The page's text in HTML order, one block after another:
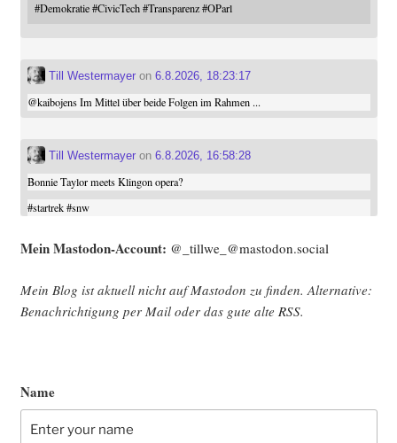
#Demokratie #CivicTech #Transparenz #OParl
Till Westermayeron 6.8.2026, 18:23:17
@kaibojensIm Mittel über beide Folgen im Rahmen ...
Till Westermayeron 6.8.2026, 16:58:28
Bonnie Taylor meets Klingon opera?
#startrek #snw
Mein Mast­o­don-Account: @_tillwe_@mastodon.social
Mein Blog ist aktu­ell nicht auf Mast­o­don zu fin­den. Alter­na­ti­ve:
Benach­rich­ti­gung per Mail oder das gute alte RSS.
Name